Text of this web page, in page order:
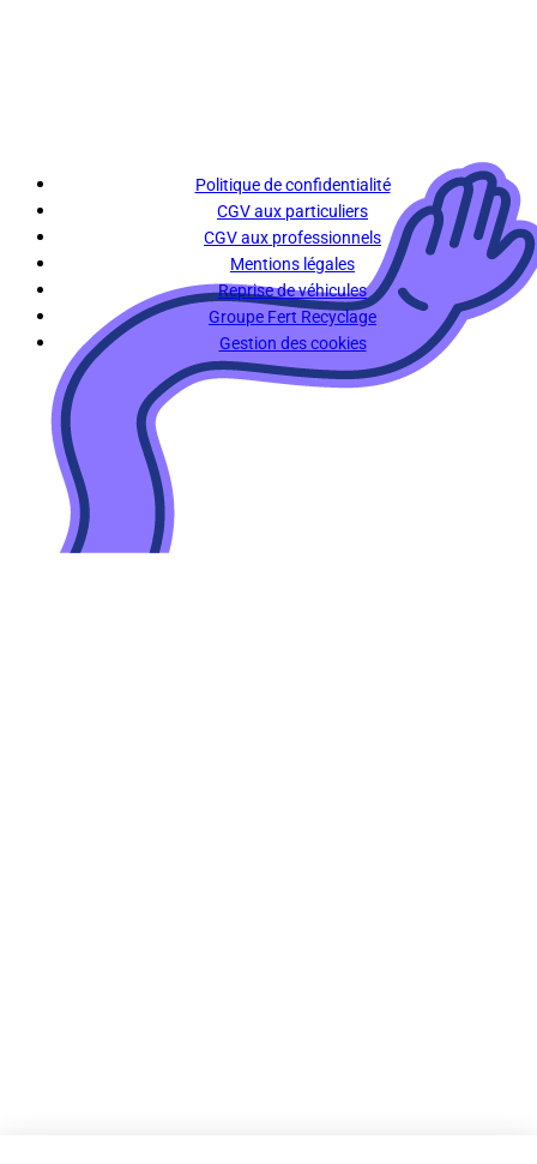
Politique de confidentialité
CGV aux particuliers
CGV aux professionnels
Mentions légales
Reprise de véhicules
Groupe Fert Recyclage
Gestion des cookies